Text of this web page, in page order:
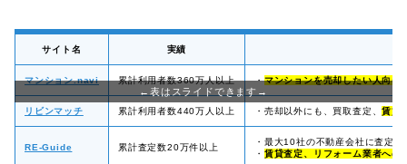
サイト名 実績
マンション.navi 累計利用者数360万人以上 ・マンションを売却したい人向け
リビンマッチ 累計利用者数440万人以上 ・売却以外にも、買取査定、賃貸
RE-Guide 累計査定数20万件以上
・最大10社の不動産会社に査定依
・ 賃貸査定、リフォーム業者への